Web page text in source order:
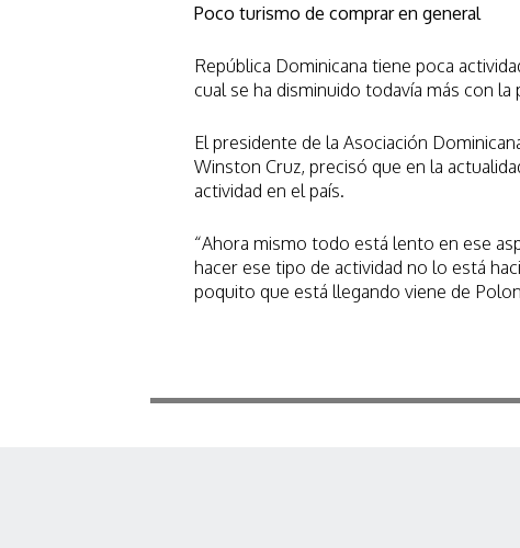
Poco turismo de comprar en general
República Dominicana tiene poca
cual se ha disminuido todavía más con la
El presidente de la Asociación
Winston Cruz, precisó que en la
actividad en el país.
“Ahora mismo todo está lento en ese
hacer ese tipo de actividad no lo está
poquito que está llegando viene de